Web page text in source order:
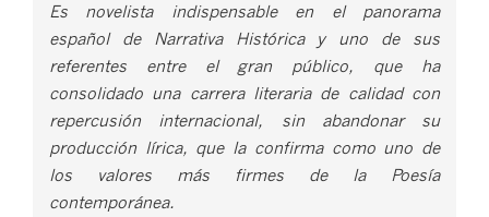
Es novelista indispensable en el panorama
español de Narrativa Histórica y uno de sus
referentes entre el gran público, que ha
consolidado una carrera literaria de calidad con
repercusión internacional, sin abandonar su
producción lírica, que la confirma como uno de
los valores más firmes de la Poesía
contemporánea.